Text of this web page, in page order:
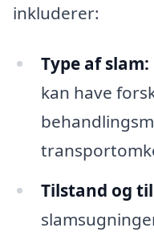
inkluderer:
Type af slam:
kan have
Tilstand og